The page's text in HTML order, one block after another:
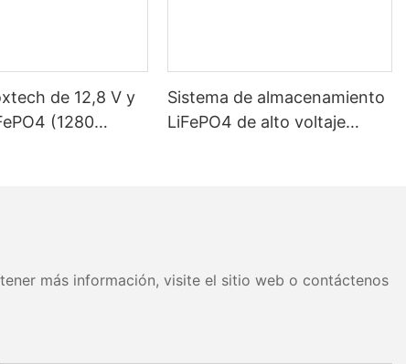
de 12,8 V y
(1280
Sistema de almacenamiento
LiFePO4 de alto voltaje
más información, visite el sitio web o contáctenos